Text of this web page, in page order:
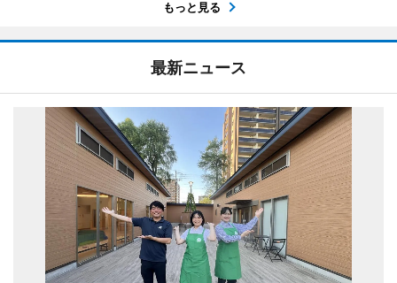
もっと見る
最新ニュース